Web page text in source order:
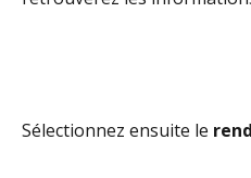
Sélectionnez ensuite le